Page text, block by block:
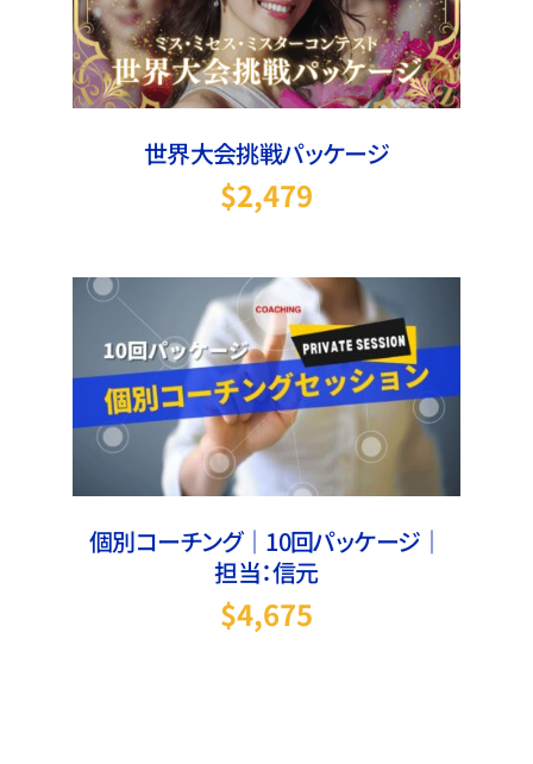
お買い物カゴに追加 詳細
世界大会挑戦パッケージ
$2,479
お買い物カゴに追加 / 詳細
個別コーチング｜10回パッケージ｜
担当：信元
$4,675